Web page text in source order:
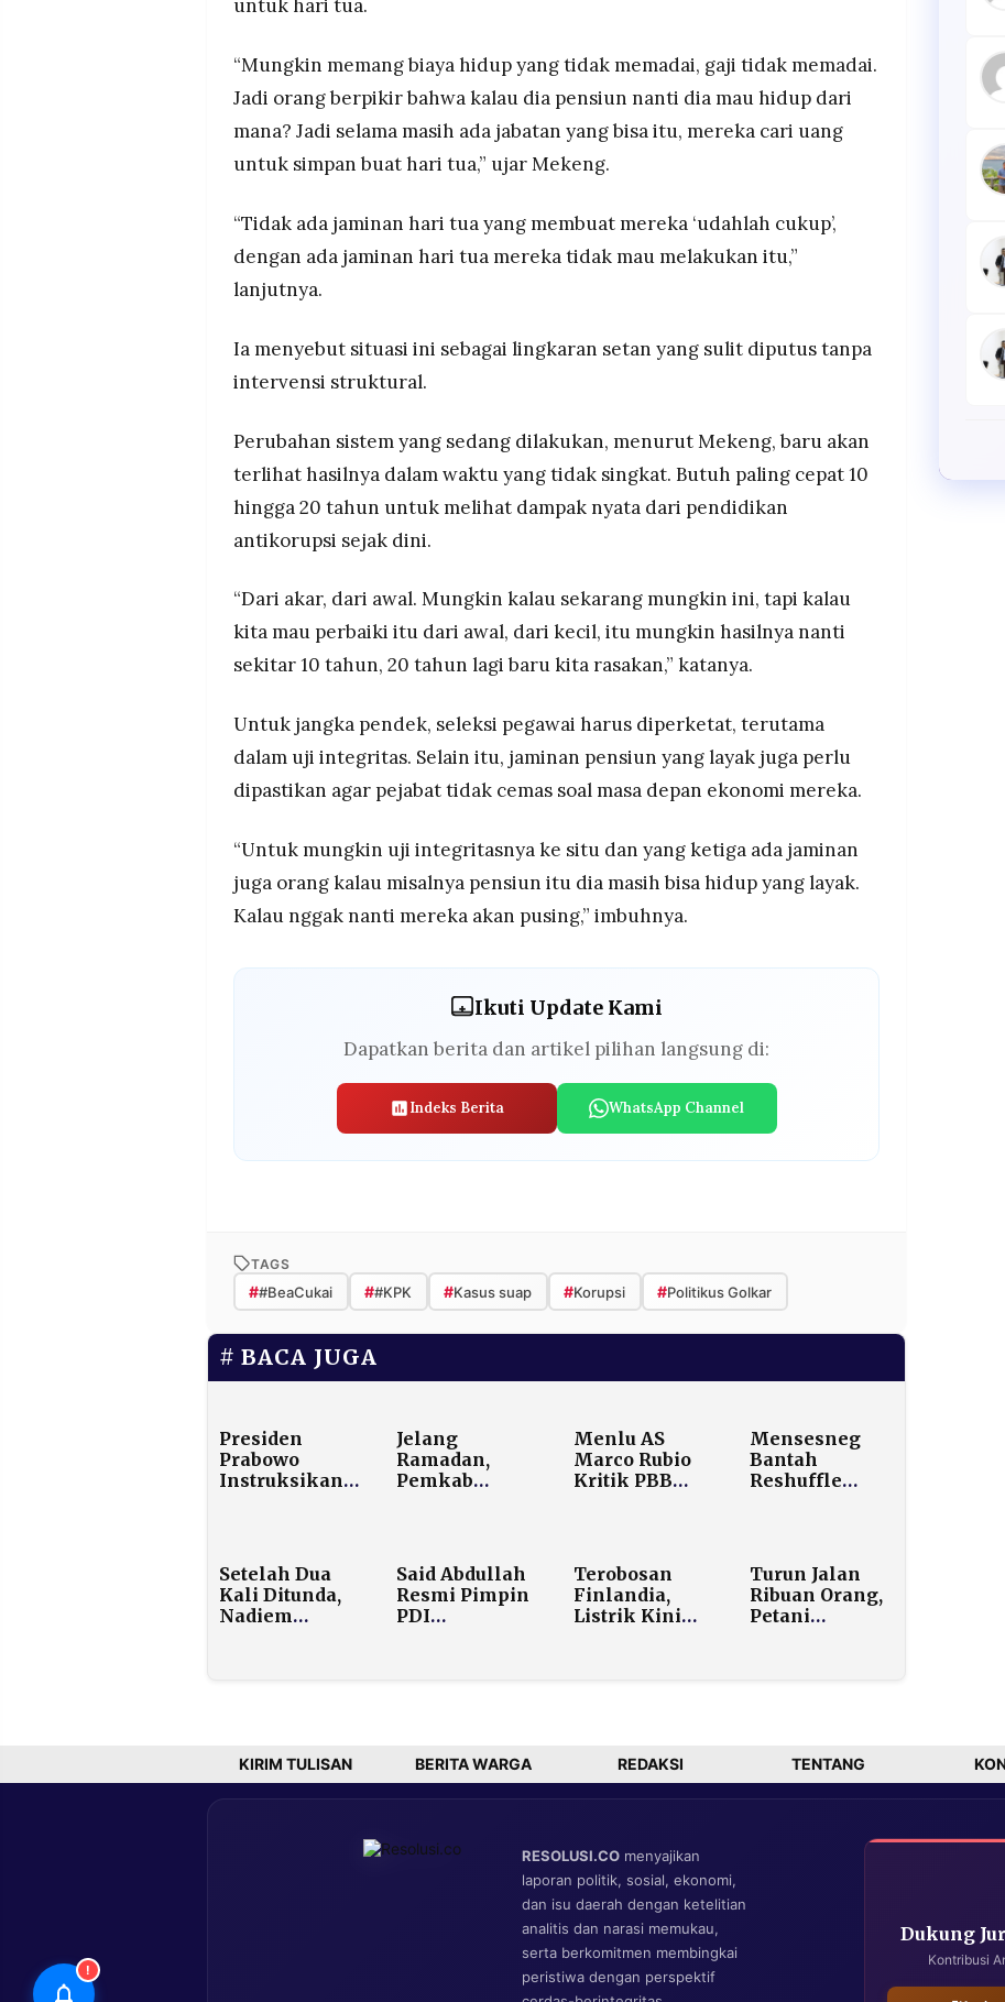
untuk hari tua.
“Mungkin memang biaya hidup yang tidak memadai, gaji tidak memadai.
Jadi orang berpikir bahwa kalau dia pensiun nanti dia mau hidup dari
mana? Jadi selama masih ada jabatan yang bisa itu, mereka cari uang
untuk simpan buat hari tua,” ujar Mekeng.
“Tidak ada jaminan hari tua yang membuat mereka ‘udahlah cukup’,
dengan ada jaminan hari tua mereka tidak mau melakukan itu,”
lanjutnya.
Ia menyebut situasi ini sebagai lingkaran setan yang sulit diputus tanpa
intervensi struktural.
Perubahan sistem yang sedang dilakukan, menurut Mekeng, baru akan
terlihat hasilnya dalam waktu yang tidak singkat. Butuh paling cepat 10
hingga 20 tahun untuk melihat dampak nyata dari pendidikan
antikorupsi sejak dini.
“Dari akar, dari awal. Mungkin kalau sekarang mungkin ini, tapi kalau
kita mau perbaiki itu dari awal, dari kecil, itu mungkin hasilnya nanti
sekitar 10 tahun, 20 tahun lagi baru kita rasakan,” katanya.
Untuk jangka pendek, seleksi pegawai harus diperketat, terutama
dalam uji integritas. Selain itu, jaminan pensiun yang layak juga perlu
dipastikan agar pejabat tidak cemas soal masa depan ekonomi mereka.
“Untuk mungkin uji integritasnya ke situ dan yang ketiga ada jaminan
juga orang kalau misalnya pensiun itu dia masih bisa hidup yang layak.
Kalau nggak nanti mereka akan pusing,” imbuhnya.
Ikuti Update Kami
Dapatkan berita dan artikel pilihan langsung di:
Indeks Berita WhatsApp Channel
TAGS
##BeaCukai ##KPK #Kasus suap #Korupsi #Politikus Golkar
BACA JUGA
Presiden
Prabowo
Instruksikan
Alam dari
Eksploitasi
Ilegal
Jelang
Ramadan,
Pemkab
Sembako
Menlu AS
Marco Rubio
Kritik PBB
Konflik Global
Mensesneg
Bantah
Reshuffle
Prioritas
Pemerintah
adalah
Koordinasi
Setelah Dua
Kali Ditunda,
Nadiem
Said Abdullah
Resmi Pimpin
PDI
Nyata
Terobosan
Finlandia,
Listrik Kini
Turun Jalan
Ribuan Orang,
Petani
KIRIM TULISAN BERITA WARGA REDAKSI TENTANG
RESOLUSI.CO menyajikan
laporan politik, sosial, ekonomi,
dan isu daerah dengan ketelitian
analitis dan narasi memukau,
serta berkomitmen membingkai
peristiwa dengan perspektif
Dukung
Kontribusi
!